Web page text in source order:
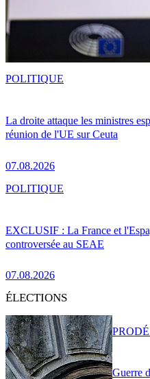
La droite attaque les ministres
réunion de l'UE sur Ceuta
07.08.2026
POLITIQUE
EXCLUSIF : La France et
controversée au SEAE
07.08.2026
POLITIQUE
ÉLECTIONS
Guerre
PRO